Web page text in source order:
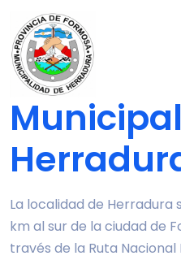
La localidad de Herradura
km al sur de la ciudad de
través de la Ruta Nacional